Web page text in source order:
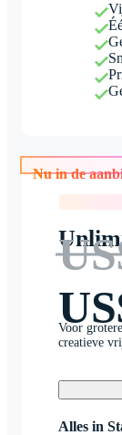
Nu in de
Voor
creatieve
Alles in